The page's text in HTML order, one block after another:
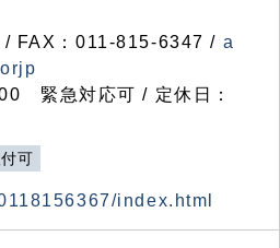
FAX：011-815-6347 / a
緊急対応可 / 定休日：
可
index.html